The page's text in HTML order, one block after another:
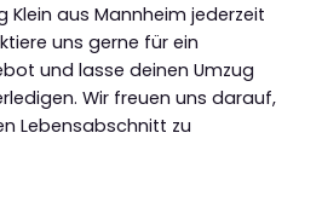
Klein aus Mannheim jederzeit
uns gerne für ein
und lasse deinen Umzug
Wir freuen uns darauf,
Lebensabschnitt zu